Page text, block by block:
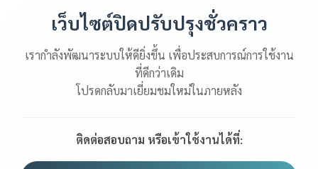
เว็บไซต์ปิดปรับปรุงชั่วคราว
เรากำลังพัฒนาระบบให้ดียิ่งขึ้น เพื่อประสบการณ์การใช้งาน
ที่ดีกว่าเดิม
โปรดกลับมาเยี่ยมชมใหม่ในภายหลัง
ติดต่อสอบถาม หรือเข้าใช้งานได้ที่: